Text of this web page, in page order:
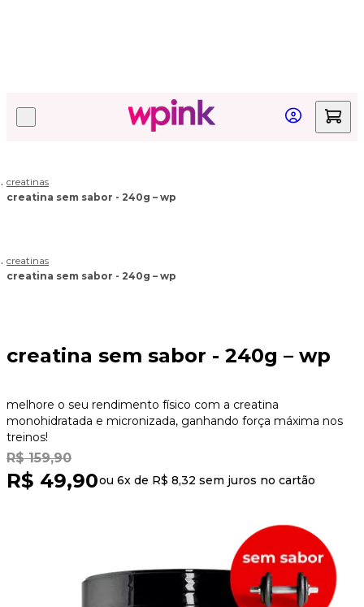
creatinas
creatina sem sabor - 240g – wp
creatinas
creatina sem sabor - 240g – wp
creatina sem sabor - 240g – wp
melhore o seu rendimento físico com a creatina
monohidratada e micronizada, ganhando força máxima nos
treinos!
R$ 159,90
R$ 49,90ou 6x de R$ 8,32 sem juros no cartão